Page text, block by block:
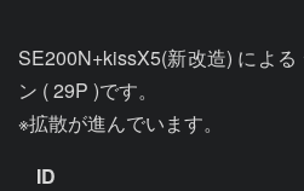
SE200N+kissX5(新改造) によ
ン ( 29P )です。
ID